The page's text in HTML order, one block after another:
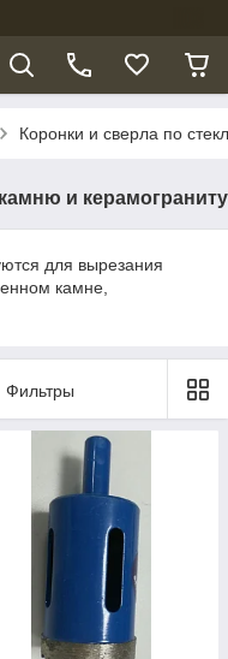
Коронки и сверла по
и керамограниту
для вырезания
камне,
Фильтры